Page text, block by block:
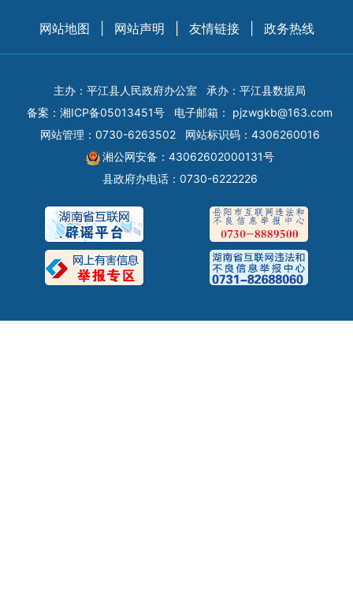
网站地图 网站声明 友情链接 政务热线
主办：平江县人民政府办公室
承办：平江县数据局
备案： 湘ICP备05013451号 电子邮箱： pjzwgkb@163.com
网站管理：0730-6263502
网站标识码：4306260016
湘公网安备：43062602000131号
县政府办电话：0730-6222226